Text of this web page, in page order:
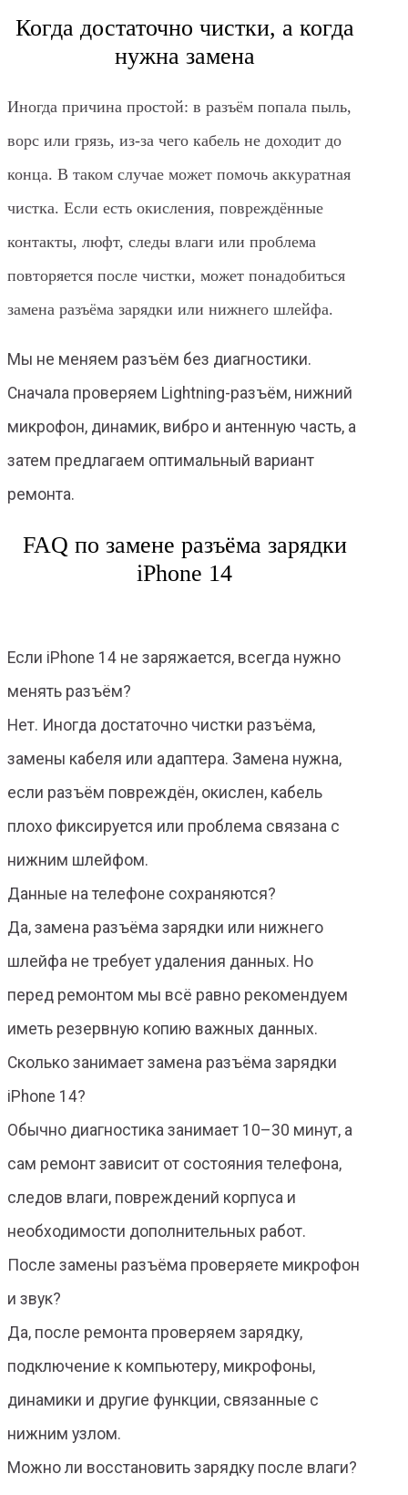
Когда достаточно чистки, а когда
нужна замена
Иногда причина простой: в разъём попала пыль,
ворс или грязь, из-за чего кабель не доходит до
конца. В таком случае может помочь аккуратная
чистка. Если есть окисления, повреждённые
контакты, люфт, следы влаги или проблема
повторяется после чистки, может понадобиться
замена разъёма зарядки или нижнего шлейфа.
Мы не меняем разъём без диагностики.
Сначала проверяем Lightning-разъём, нижний
микрофон, динамик, вибро и антенную часть, а
затем предлагаем оптимальный вариант
ремонта.
FAQ по замене разъёма зарядки
iPhone 14
Если iPhone 14 не заряжается, всегда нужно
менять разъём?
Нет. Иногда достаточно чистки разъёма,
замены кабеля или адаптера. Замена нужна,
если разъём повреждён, окислен, кабель
плохо фиксируется или проблема связана с
нижним шлейфом.
Данные на телефоне сохраняются?
Да, замена разъёма зарядки или нижнего
шлейфа не требует удаления данных. Но
перед ремонтом мы всё равно рекомендуем
иметь резервную копию важных данных.
Сколько занимает замена разъёма зарядки
iPhone 14?
Обычно диагностика занимает 10–30 минут, а
сам ремонт зависит от состояния телефона,
следов влаги, повреждений корпуса и
необходимости дополнительных работ.
После замены разъёма проверяете микрофон
и звук?
Да, после ремонта проверяем зарядку,
подключение к компьютеру, микрофоны,
динамики и другие функции, связанные с
нижним узлом.
Можно ли восстановить зарядку после влаги?